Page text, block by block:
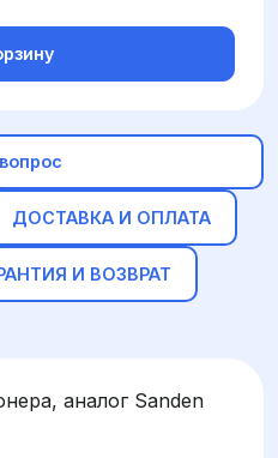
ДОСТАВКА И ОПЛАТА
И ВОЗВРАТ
аналог Sanden